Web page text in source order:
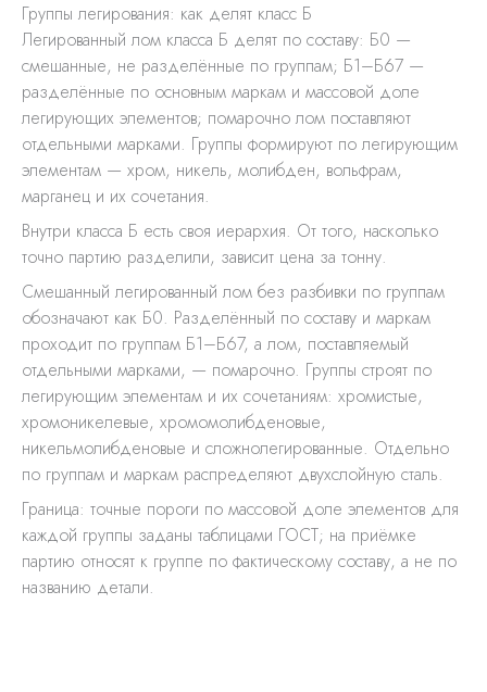
Группы легирования: как делят класс Б
Легированный лом класса Б делят по составу: Б0 —
смешанные, не разделённые по группам; Б1–Б67 —
разделённые по основным маркам и массовой доле
легирующих элементов; помарочно лом поставляют
отдельными марками. Группы формируют по легирующим
элементам — хром, никель, молибден, вольфрам,
марганец и их сочетания.
Внутри класса Б есть своя иерархия. От того, насколько
точно партию разделили, зависит цена за тонну.
Смешанный легированный лом без разбивки по группам
обозначают как Б0. Разделённый по составу и маркам
проходит по группам Б1–Б67, а лом, поставляемый
отдельными марками, — помарочно. Группы строят по
легирующим элементам и их сочетаниям: хромистые,
хромоникелевые, хромомолибденовые,
никельмолибденовые и сложнолегированные. Отдельно
по группам и маркам распределяют двухслойную сталь.
Граница: точные пороги по массовой доле элементов для
каждой группы заданы таблицами ГОСТ; на приёмке
партию относят к группе по фактическому составу, а не по
названию детали.